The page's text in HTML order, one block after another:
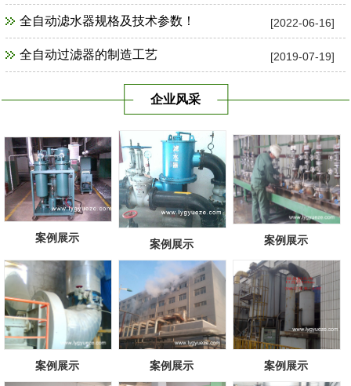
[2022-06-16]
全自动滤水器规格及技术参数！
[2019-07-19]
全自动过滤器的制造工艺
企业风采
案例展示 案例展示 案例展示
案例展示 案例展示 案例展示